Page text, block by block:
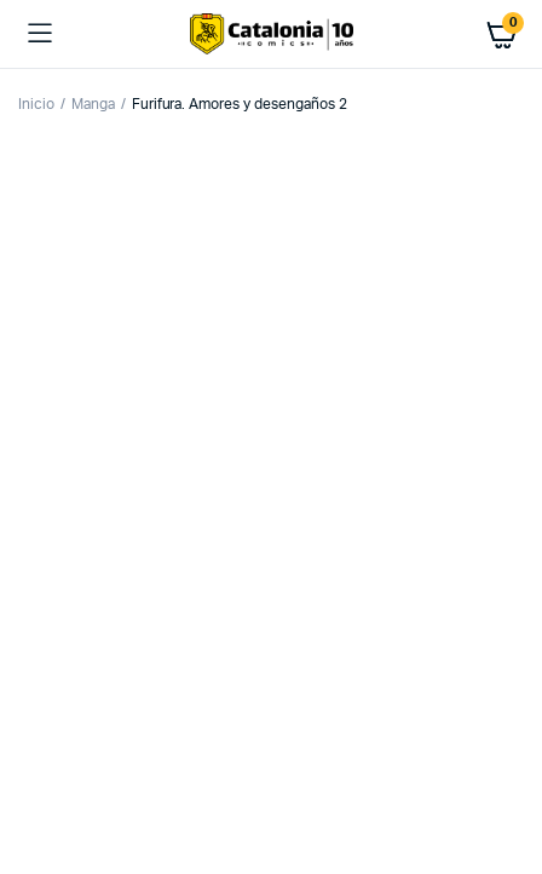
0
Inicio Manga Furifura. Amores y desengaños 2